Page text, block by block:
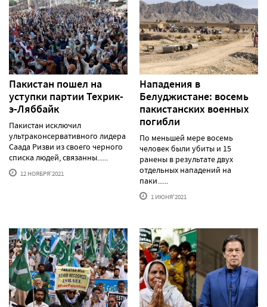
Пакистан пошел на
уступки партии Техрик-
э-Ляббайк
Пакистан исключил
ультраконсервативного лидера
Саада Ризви из своего черного
списка людей, связанны......
12 НОЯБРЯ'2021
Нападения в
Белуджистане: восемь
пакистанских военных
погибли
По меньшей мере восемь
человек были убиты и 15
ранены в результате двух
отдельных нападений на
паки......
1 ИЮНЯ'2021